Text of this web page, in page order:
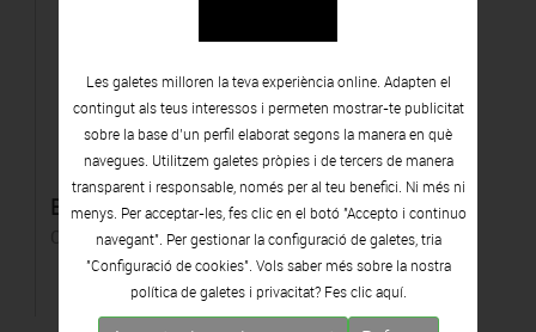
Benet
Còpia a la gelatina de plata
Les galetes milloren la teva experiència online. Adapten el
contingut als teus interessos i permeten mostrar-te publicitat
sobre la base d’un perfil elaborat segons la manera en què
navegues. Utilitzem galetes pròpies i de tercers de manera
transparent i responsable, només per al teu benefici. Ni més ni
menys. Per acceptar-les, fes clic en el botó "Accepto i continuo
navegant". Per gestionar la configuració de galetes, tria
"Configuració de cookies". Vols saber més sobre la nostra
política de galetes i privacitat? Fes clicaquí.